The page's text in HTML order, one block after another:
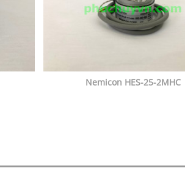
Nemicon HES-25-2MHC